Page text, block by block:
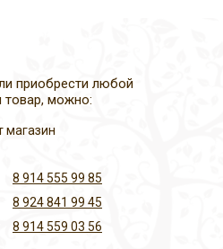
8 914 555 99 85
8 924 841 99 45
8 914 559 03 56
магазин
приобрести любой
можно: